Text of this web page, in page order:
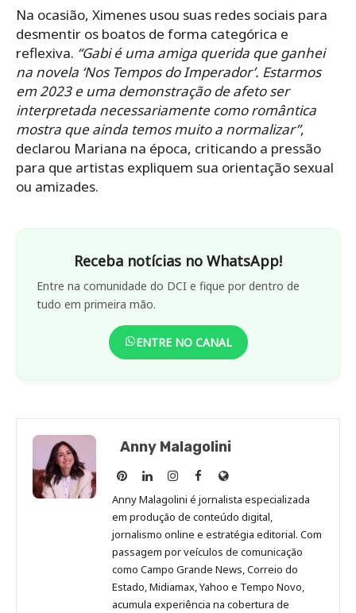
Na ocasião, Ximenes usou suas redes sociais para
desmentir os boatos de forma categórica e
reflexiva. “Gabi é uma amiga querida que ganhei
na novela ‘Nos Tempos do Imperador’. Estarmos
em 2023 e uma demonstração de afeto ser
interpretada necessariamente como romântica
mostra que ainda temos muito a normalizar”,
declarou Mariana na época, criticando a pressão
para que artistas expliquem sua orientação sexual
ou amizades.
Receba notícias no WhatsApp!
Entre na comunidade do DCI e fique por dentro de
tudo em primeira mão.
ENTRE NO CANAL
Anny Malagolini
Anny
Malagolini
no
Pinterest
Anny
Malagolini
no
LinkedIn
Anny
Malagolini
no
Instagram
Anny
Malagolini
no
Facebook
Site
de
Anny
Malagolini
Anny Malagolini é jornalista especializada
em produção de conteúdo digital,
jornalismo online e estratégia editorial. Com
passagem por veículos de comunicação
como Campo Grande News, Correio do
Estado, Midiamax, Yahoo e Tempo Novo,
acumula experiência na cobertura de